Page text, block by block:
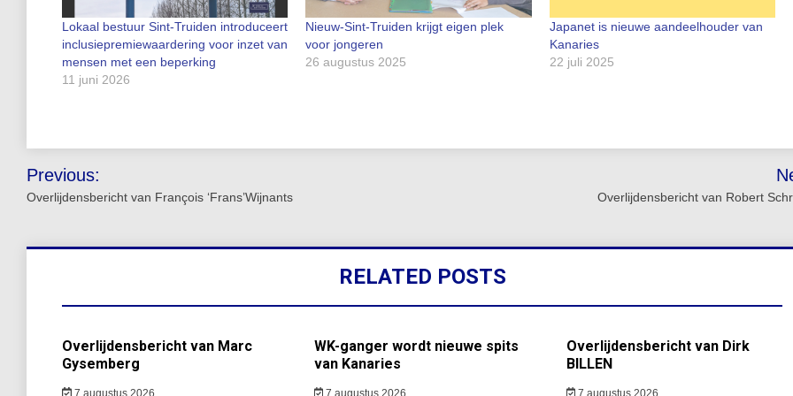
Lokaal bestuur Sint-Truiden introduceert
inclusiepremiewaardering voor inzet van
mensen met een beperking
11 juni 2026
Nieuw-Sint-Truiden krijgt eigen plek
voor jongeren
26 augustus 2025
Japanet is nieuwe aandeelhouder van
Kanaries
22 juli 2025
Bericht
navigatie
Previous:
Overlijdensbericht van François ‘Frans’Wijnants Overlijdensbericht van Robert
RELATED POSTS
Overlijdensbericht van Marc
Gysemberg
7 augustus 2026
WK-ganger wordt nieuwe spits
van Kanaries
7 augustus 2026
Overlijdensbericht van Dirk
BILLEN
7 augustus 2026